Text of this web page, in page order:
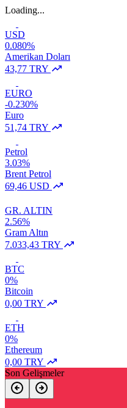
Loading...
USD
0.080%
Amerikan Doları
43,77 TRY
EURO
-0.230%
Euro
51,74 TRY
Petrol
3.03%
Brent Petrol
69,46 USD
GR. ALTIN
2.56%
Gram Altın
7.033,43 TRY
BTC
0%
Bitcoin
0,00 TRY
ETH
0%
Ethereum
0,00 TRY
Son Gelişmeler